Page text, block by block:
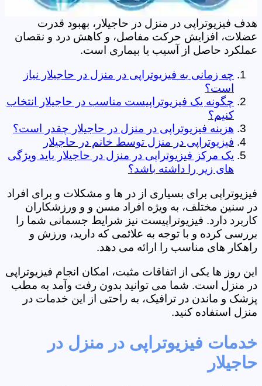
هدف فیزیوتراپی در منزل در حاجیلار، بهبود قدرت
عضلات، افزایش حرکت مفاصل، و کاهش درد و نقصان
عملکرد حاصل از آسیب یا بیماری است.
چه زمانی به فیزیوتراپی در منزل در حاجیلار نیاز
است؟
چگونه یک فیزیوتراپیست مناسب در حاجیلار انتخاب
کنیم؟
هزینه فیزیوتراپی در منزل در حاجیلار چقدر است؟
فیزیوتراپی در منزل توسط خانم در حاجیلار
یک مرکز فیزیوتراپی در منزل در حاجیلار باید ویژگی
های زیر را داشته باشد؟
فیزیوتراپی برای بسیاری از در ها و مشکلات و برای افراد
در سنین مختلف، به ویژه افراد مسن و و ورزشکاران
کاربرد دارد. فیزیوتراپیست نیز شرایط جسمانی شما را
بررسی کرده و با توجه به علائمی که دارید، ورزش و
راهکار های مناسب را ارائه می دهد.
این روز ها یکی از اتفاقات مثبت، امکان انجام فیزیوتراپی
در منزل است. شما می توانید بدون رفت وآمد به مطب
پزشک و ماندن در ترافیک، به راحتی از این خدمات در
منزل استفاده کنید.
خدمات فیزیوتراپی در منزل در
حاجیلار